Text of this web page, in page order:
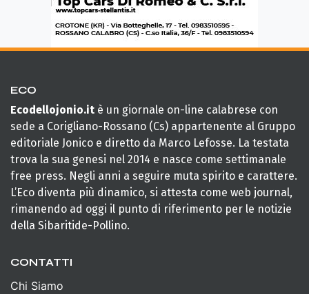
ECO
Ecodellojonio.it è un giornale on-line calabrese con
sede a Corigliano-Rossano (Cs) appartenente al Gruppo
editoriale Jonico e diretto da Marco Lefosse. La testata
trova la sua genesi nel 2014 e nasce come settimanale
free press. Negli anni a seguire muta spirito e carattere.
L’Eco diventa più dinamico, si attesta come web journal,
rimanendo ad oggi il punto di riferimento per le notizie
della Sibaritide-Pollino.
CONTATTI
Chi Siamo